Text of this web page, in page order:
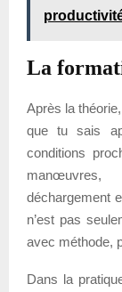
La
Après la
que tu sais
conditions
manœuvres,
déchargement
n’est pas
avec méthode,
Dans la